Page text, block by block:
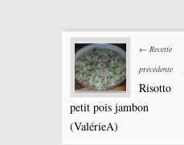
← Recette
précédente
Risotto
petit pois jambon
(ValérieA)